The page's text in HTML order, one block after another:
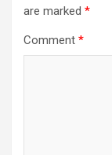
are marked *
Comment *